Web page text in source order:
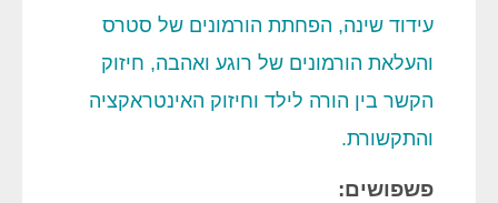
עידוד שינה, הפחתת הורמונים של סטרס
והעלאת הורמונים של רוגע ואהבה, חיזוק
הקשר בין הורה לילד וחיזוק האינטראקציה
והתקשורת.
פשפושים: